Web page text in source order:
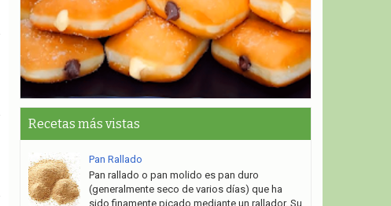
Recetas más vistas
Pan Rallado
Pan rallado o pan molido es pan duro
(generalmente seco de varios días) que ha
sido finamente picado mediante un rallador. Su